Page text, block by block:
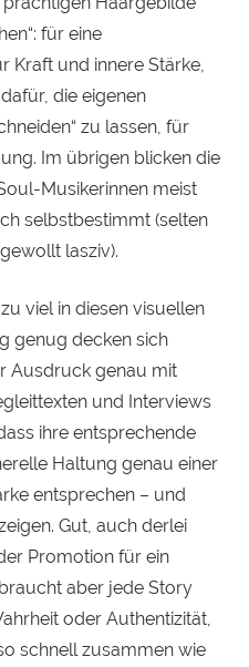
für eine
Kraft und innere Stärke,
die eigenen
zu lassen, für
Im übrigen blicken die
Musikerinnen meist
selbstbestimmt (selten
lasziv).
viel in diesen visuellen
genug decken sich
Ausdruck genau mit
und Interviews
ihre entsprechende
Haltung genau einer
entsprechen – und
Gut, auch derlei
Promotion für ein
aber jede Story
oder Authentizität,
schnell zusammen wie